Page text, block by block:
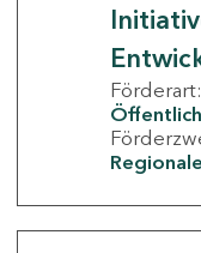
Förderart: